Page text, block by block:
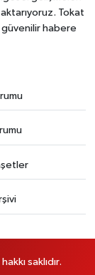
Tokat
habere
saklıdır.